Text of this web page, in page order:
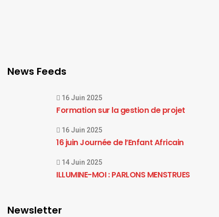
News Feeds
16 Juin 2025
Formation sur la gestion de projet
16 Juin 2025
16 juin Journée de l’Enfant Africain
14 Juin 2025
ILLUMINE-MOI : PARLONS MENSTRUES
Newsletter